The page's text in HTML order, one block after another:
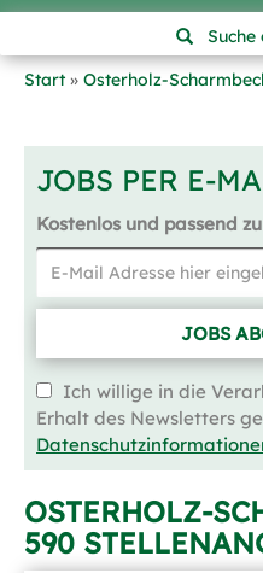
Suche
Start
Osterholz-
JOBS PER E-
Kostenlos und passend
JOBS
Ich willige in die
Erhalt des Newsletters
OSTERHOLZ-
590